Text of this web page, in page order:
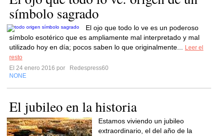
símbolo sagrado
El ojo que todo lo ve es un poderoso
símbolo esotérico que es ampliamente mal interpretado y mal
utilizado hoy en día; pocos saben lo que originalmente...
Leer el
resto
El 24 enero 2016 por
Redespress60
NONE
El jubileo en la historia
Estamos viviendo un jubileo
extraordinario, el del año de la